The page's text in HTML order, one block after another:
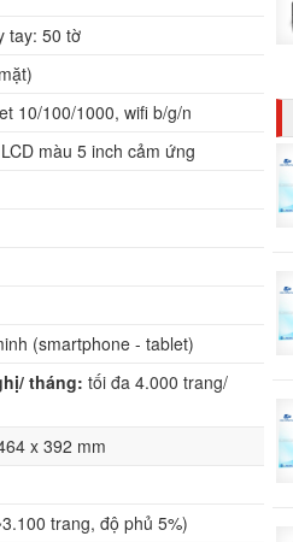
tay: 50 tờ
10/100/1000, wifi b/g/n
màu 5 inch cảm ứng
(smartphone - tablet)
tháng: tối đa 4.000 trang/
x 392 mm
trang, độ phủ 5%)